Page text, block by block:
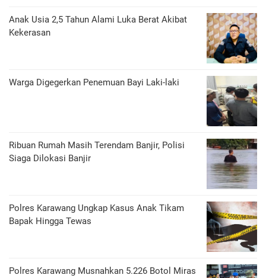
Anak Usia 2,5 Tahun Alami Luka Berat Akibat
Kekerasan
Warga Digegerkan Penemuan Bayi Laki-laki
Ribuan Rumah Masih Terendam Banjir, Polisi
Siaga Dilokasi Banjir
Polres Karawang Ungkap Kasus Anak Tikam
Bapak Hingga Tewas
Polres Karawang Musnahkan 5.226 Botol Miras